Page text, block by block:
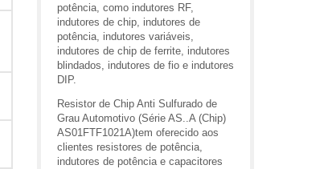
potência, como indutores RF,
indutores de chip, indutores de
potência, indutores variáveis,
indutores de chip de ferrite, indutores
blindados, indutores de fio e indutores
DIP.
Resistor de Chip Anti Sulfurado de
Grau Automotivo (Série AS..A (Chip)
AS01FTF1021A)tem oferecido aos
clientes resistores de potência,
indutores de potência e capacitores